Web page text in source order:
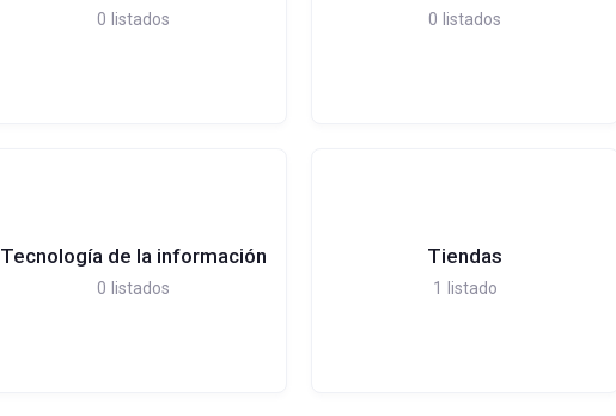
0 listados 0 listados
Tecnología de la información
0 listados
Tiendas
1 listado